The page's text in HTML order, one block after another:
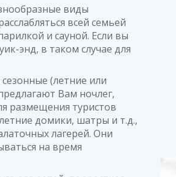
и чистый. Окуня прорва, хоть
оставила самые положительные.
заимка'
кастрюля и тд. отличная атмосфера
виды
всей семьей
и сауной. Если вы
энд, в таком случае для
(летние или
Вам ночлег,
размещения туристов
домики, шатры и т.д.,
лагерей. Они
на время